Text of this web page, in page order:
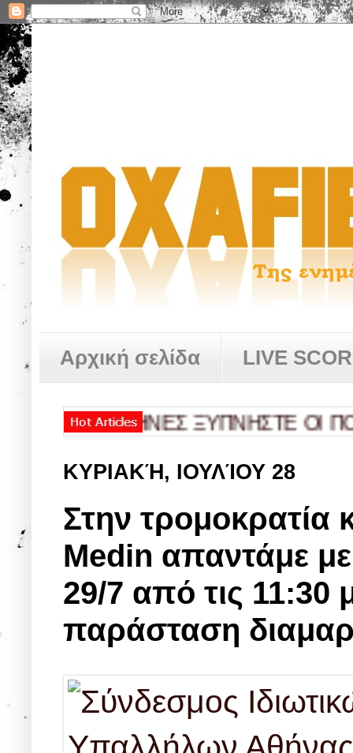
Αρχική σελίδα LIVE
ΕΛΛΗΝΕΣ ΞΥΠΝΗΣΤΕ ΟΙ
ΚΥΡΙΑΚΉ, ΙΟΥΛΊΟΥ 28
Στην τρομοκρατία
Medin απαντάμε
29/7 από τις 11:30
παράσταση